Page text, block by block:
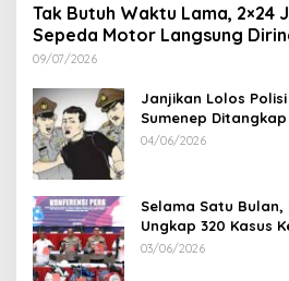
Tak Butuh Waktu Lama, 2×24
Sepeda Motor Langsung
Lenteng di Wilayah Manding
09/07/2026
Janjikan Lolos
Sumenep
Korban Rugi Rp 600
04/06/2026
Selama Satu
Ungkap 320 Kasus
100 Sepeda Motor
03/06/2026